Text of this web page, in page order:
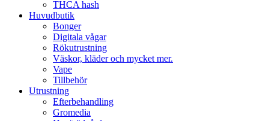
THCA hash
Huvudbutik
Bonger
Digitala vågar
Rökutrustning
Väskor, kläder och mycket mer.
Vape
Tillbehör
Utrustning
Efterbehandling
Gromedia